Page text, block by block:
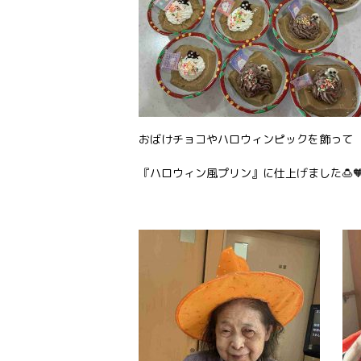
おばけチョコやハロウィンピックを飾って
『ハロウィン風プリン』に仕上げました